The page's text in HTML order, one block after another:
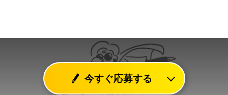
今すぐ応募する